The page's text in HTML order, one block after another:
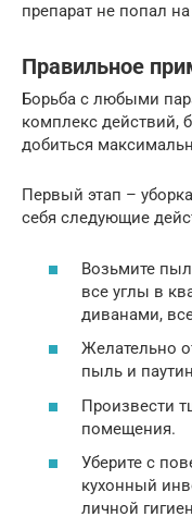
препарат не попал
Правильное
Борьба с любыми
комплекс действий,
добиться
Первый этап –
себя следующие
Возьмите
все углы в
диванами,
Желательно
пыль и
Произвести
помещения.
Уберите с
кухонный
личной